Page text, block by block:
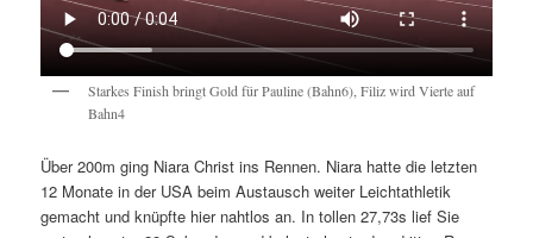
Starkes Finish bringt Gold für Pauline (Bahn6), Filiz wird Vierte auf
Bahn4
Über 200m ging Niara Christ ins Rennen. Niara hatte die letzten
12 Monate in der USA beim Austausch weiter Leichtathletik
gemacht und knüpfte hier nahtlos an. In tollen 27,73s lief Sie